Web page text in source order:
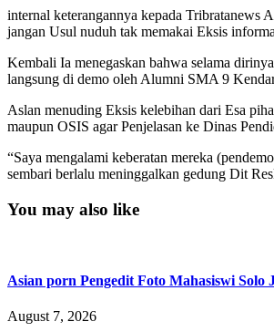
internal keterangannya kepada Tribratanews
jangan Usul nuduh tak memakai Eksis
Kembali Ia menegaskan bahwa selama
langsung di demo oleh Alumni SMA 9
Aslan menuding Eksis kelebihan dari Esa
maupun OSIS agar Penjelasan ke Dinas
“Saya mengalami keberatan mereka
sembari berlalu meninggalkan gedung Dit
You may also like
Asian porn Pengedit Foto Mahasiswi
August 7, 2026